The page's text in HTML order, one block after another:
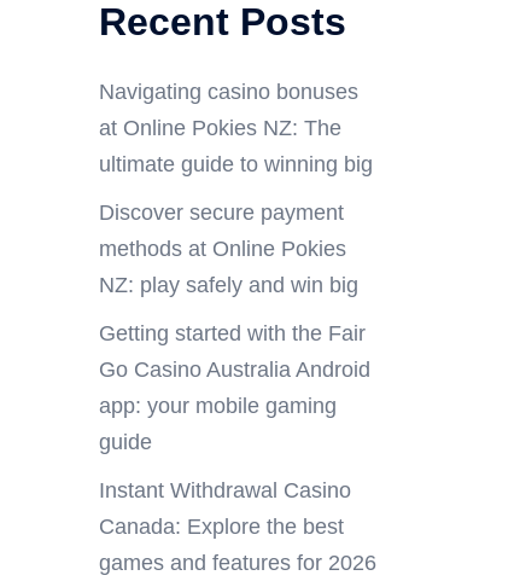
Recent Posts
Navigating casino bonuses
at Online Pokies NZ: The
ultimate guide to winning big
Discover secure payment
methods at Online Pokies
NZ: play safely and win big
Getting started with the Fair
Go Casino Australia Android
app: your mobile gaming
guide
Instant Withdrawal Casino
Canada: Explore the best
games and features for 2026